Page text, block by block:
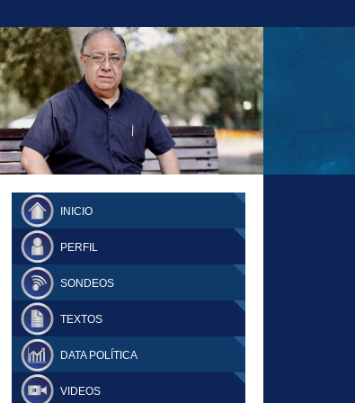
FERNANDO TUESTA SUPLEMENTO
DOMINGO
INICIO
PERFIL
SONDEOS
TEXTOS
DATA POLÍTICA
VIDEOS